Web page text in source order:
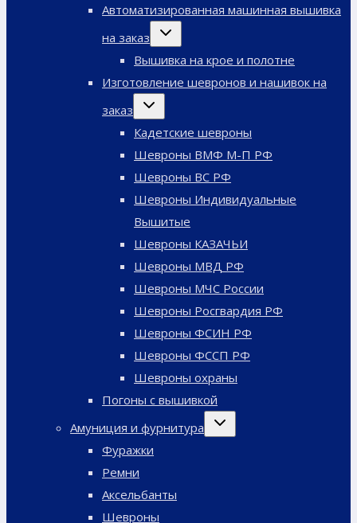
Автоматизированная машинная вышивка
на заказ
Переключить
дочернее
Вышивка на крое и полотне
Изготовление шевронов и нашивок на
заказ
Переключить
дочернее
Кадетские шевроны
Шевроны ВМФ М-П РФ
Шевроны ВС РФ
Шевроны Индивидуальные
Вышитые
Шевроны КАЗАЧЬИ
Шевроны МВД РФ
Шевроны МЧС России
Шевроны Росгвардия РФ
Шевроны ФСИН РФ
Шевроны ФССП РФ
Шевроны охраны
Погоны с вышивкой
Амуниция и фурнитура
Переключить
дочернее
Фуражки
Ремни
Аксельбанты
Шевроны